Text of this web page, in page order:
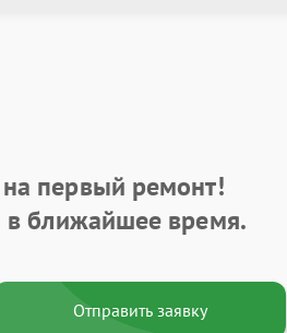
первый ремонт!
ближайшее время.
Отправить заявку